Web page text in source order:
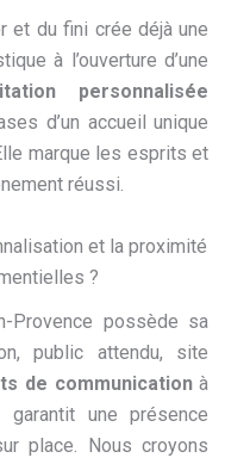
et du fini crée déjà une
à l’ouverture d’une
personnalisée
d’un accueil unique
marque les esprits et
réussi.
et la proximité
?
Provence possède sa
public attendu, site
de communicationà
une présence
place. Nous croyons